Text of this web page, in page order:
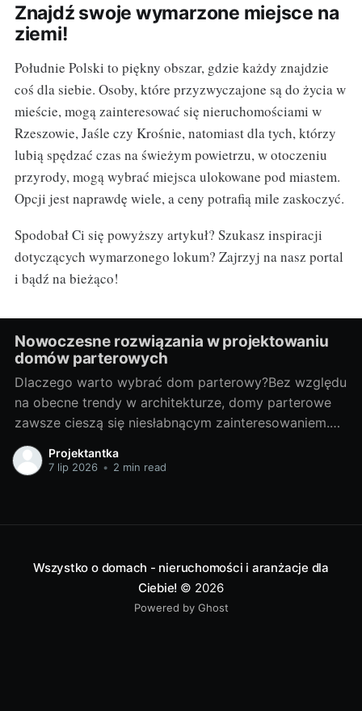
Znajdź swoje wymarzone miejsce na
ziemi!
Południe Polski to piękny obszar, gdzie każdy znajdzie
coś dla siebie. Osoby, które przyzwyczajone są do życia w
mieście, mogą zainteresować się nieruchomościami w
Rzeszowie, Jaśle czy Krośnie, natomiast dla tych, którzy
lubią spędzać czas na świeżym powietrzu, w otoczeniu
przyrody, mogą wybrać miejsca ulokowane pod miastem.
Opcji jest naprawdę wiele, a ceny potrafią mile zaskoczyć.
Spodobał Ci się powyższy artykuł? Szukasz inspiracji
dotyczących wymarzonego lokum? Zajrzyj na nasz portal
i bądź na bieżąco!
Nowoczesne rozwiązania w projektowaniu
domów parterowych
Dlaczego warto wybrać dom parterowy?Bez względu
na obecne trendy w architekturze, domy parterowe
zawsze cieszą się niesłabnącym zainteresowaniem.
Wynika to przede wszystkim z ich praktyczności.
Mają one wiele zalet, które składają się na komfort
schodów - to ogromny
Projektantka
7 lip 2026 • 2 min read
Wszystko o domach - nieruchomości i aranżacje dla
Ciebie! © 2026
Powered by Ghost